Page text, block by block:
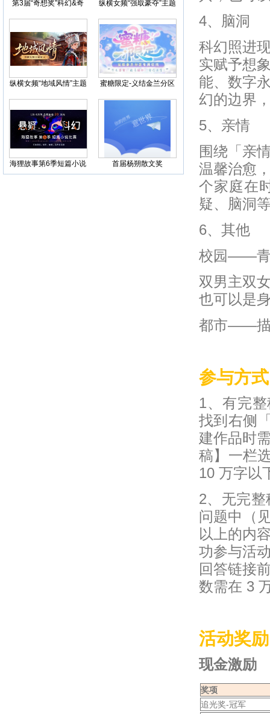
第3届“奇想奖”科幻&奇
纵横女频“强取豪夺”主题
纵横女频“地域风情”主题
蜜糖限定-义结金兰分区
海狸故事第6季短篇小说
比赛，科幻悬疑联合征
首届杨朔散文奖
4、脑洞
科幻照进
实赋予想
能、数字
幻的边界
5、亲情
围绕「亲
温馨治愈
个家庭在
疑、脑洞
6、其他
校园——青
双男主双
也可以是
都市——描
参与方式
1、有完
找到右侧
建作品时
稿】一栏
10 万字以
2、无完
问题中（
以上的内
功参与活
回答链接
数需在 3
活动奖励
现金激励
奖项
追光奖-冠军